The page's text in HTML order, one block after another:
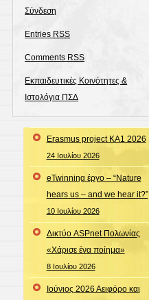
Σύνδεση
Entries RSS
Comments RSS
Εκπαιδευτικές Κοινότητες &
Ιστολόγια ΠΣΔ
Erasmus project KA1 2026
24 Ιουλίου 2026
eTwinning έργο – “Nature
hears us – and we hear it?”
10 Ιουλίου 2026
Δικτύο ASPnet Πολωνίας
«Χάρισε ένα ποίημα»
8 Ιουλίου 2026
Ιούνιος 2026 Αειφόρο και